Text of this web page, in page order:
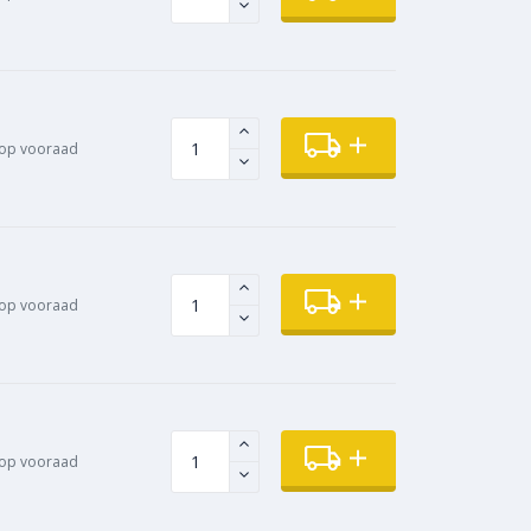
op vooraad
op vooraad
op vooraad